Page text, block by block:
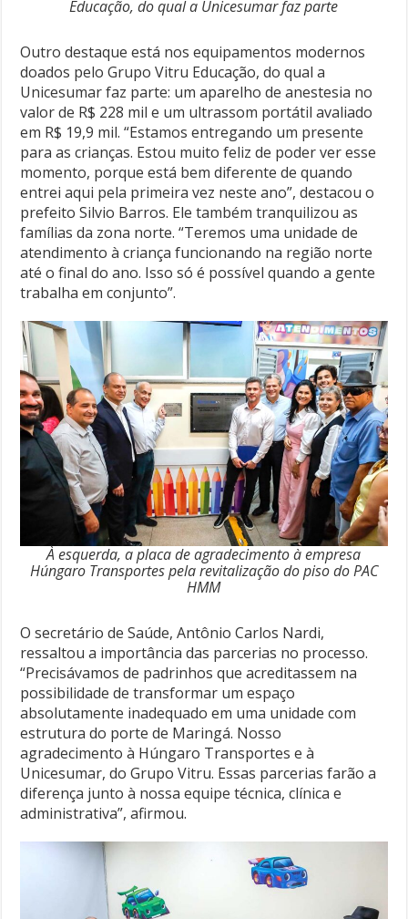
Educação, do qual a Unicesumar faz parte
Outro destaque está nos equipamentos modernos
doados pelo Grupo Vitru Educação, do qual a
Unicesumar faz parte: um aparelho de anestesia no
valor de R$ 228 mil e um ultrassom portátil avaliado
em R$ 19,9 mil. “Estamos entregando um presente
para as crianças. Estou muito feliz de poder ver esse
momento, porque está bem diferente de quando
entrei aqui pela primeira vez neste ano”, destacou o
prefeito Silvio Barros. Ele também tranquilizou as
famílias da zona norte. “Teremos uma unidade de
atendimento à criança funcionando na região norte
até o final do ano. Isso só é possível quando a gente
trabalha em conjunto”.
À esquerda, a placa de agradecimento à empresa
Húngaro Transportes pela revitalização do piso do PAC
HMM
O secretário de Saúde, Antônio Carlos Nardi,
ressaltou a importância das parcerias no processo.
“Precisávamos de padrinhos que acreditassem na
possibilidade de transformar um espaço
absolutamente inadequado em uma unidade com
estrutura do porte de Maringá. Nosso
agradecimento à Húngaro Transportes e à
Unicesumar, do Grupo Vitru. Essas parcerias farão a
diferença junto à nossa equipe técnica, clínica e
administrativa”, afirmou.